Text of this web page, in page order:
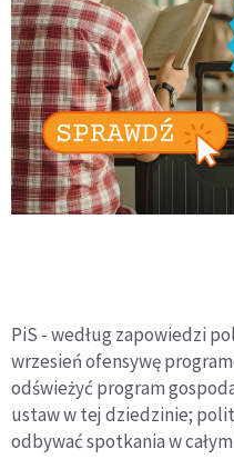
PiS - według zapowiedzi
wrzesień ofensywę
odświeżyć program
ustaw w tej dziedzinie;
odbywać spotkania w